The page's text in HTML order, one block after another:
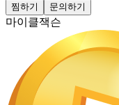
찜하기 문의하기
마이클잭슨